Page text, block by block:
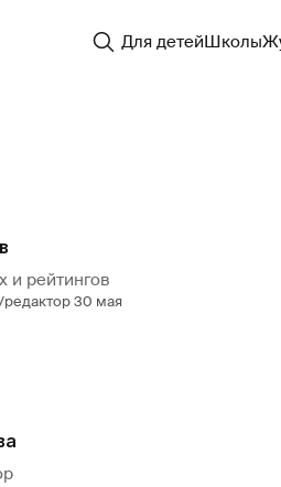
Для детейШколы
и рейтингов
30 мая